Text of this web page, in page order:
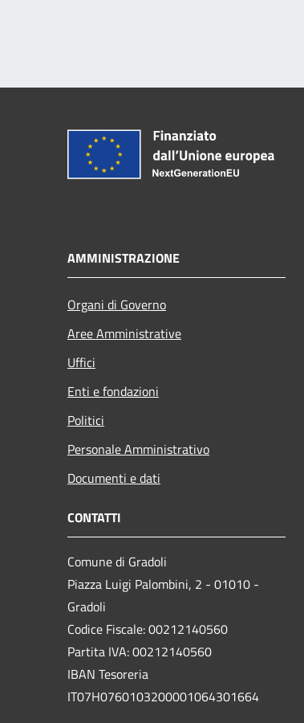
AMMINISTRAZIONE
Organi di Governo
Aree Amministrative
Uffici
Enti e fondazioni
Politici
Personale Amministrativo
Documenti e dati
CONTATTI
Comune di Gradoli
Piazza Luigi Palombini, 2 - 01010 -
Gradoli
Codice Fiscale: 00212140560
Partita IVA: 00212140560
IBAN Tesoreria
IT07H0760103200001064301664